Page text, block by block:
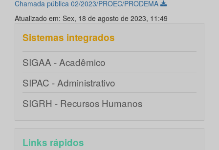
Chamada pública 02/2023/PROEC/PRODEMA
Atualizado em: Sex, 18 de agosto de 2023, 11:49
Sistemas integrados
SIGAA - Acadêmico
SIPAC - Administrativo
SIGRH - Recursos Humanos
Links rápidos